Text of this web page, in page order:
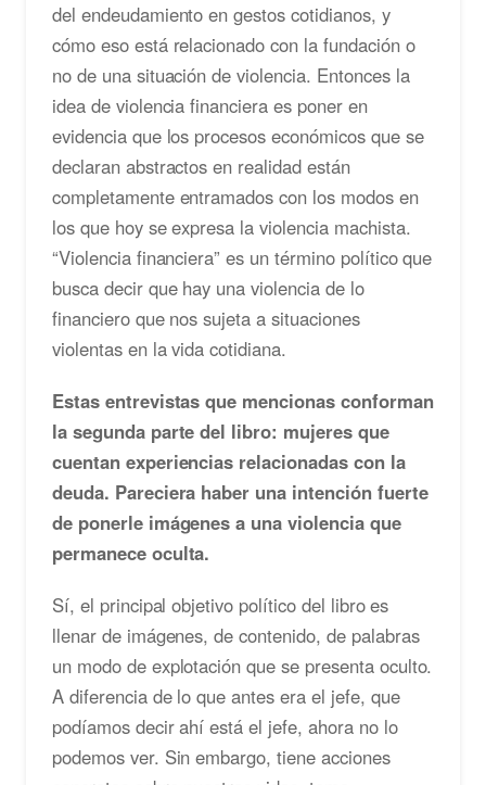
del endeudamiento en gestos cotidianos, y
cómo eso está relacionado con la fundación o
no de una situación de violencia. Entonces la
idea de violencia financiera es poner en
evidencia que los procesos económicos que se
declaran abstractos en realidad están
completamente entramados con los modos en
los que hoy se expresa la violencia machista.
“Violencia financiera” es un término político que
busca decir que hay una violencia de lo
financiero que nos sujeta a situaciones
violentas en la vida cotidiana.
Estas entrevistas que mencionas conforman
la segunda parte del libro: mujeres que
cuentan experiencias relacionadas con la
deuda. Pareciera haber una intención fuerte
de ponerle imágenes a una violencia que
permanece oculta.
Sí, el principal objetivo político del libro es
llenar de imágenes, de contenido, de palabras
un modo de explotación que se presenta oculto.
A diferencia de lo que antes era el jefe, que
podíamos decir ahí está el jefe, ahora no lo
podemos ver. Sin embargo, tiene acciones